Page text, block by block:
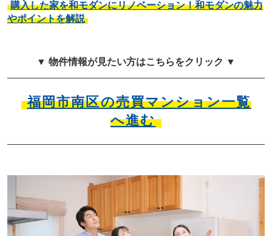
購入した家を和モダンにリノベーション！和モダンの魅力
やポイントを解説
▼ 物件情報が見たい方はこちらをクリック ▼
福岡市南区の売買マンション一覧
へ進む